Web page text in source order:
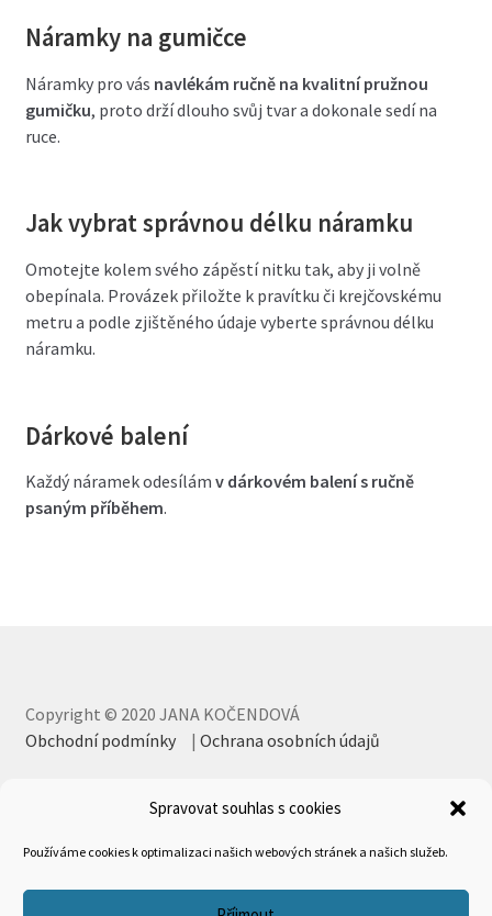
Spravovat souhlas s cookies
Používáme cookies k optimalizaci našich webových stránek a našich služeb.
Náramky na gumičce
Náramky pro vás navlékám ručně na kvalitní pružnou
gumičku, proto drží dlouho svůj tvar a dokonale sedí na
ruce.
Jak vybrat správnou délku náramku
Omotejte kolem svého zápěstí nitku tak, aby ji volně
obepínala. Provázek přiložte k pravítku či krejčovskému
metru a podle zjištěného údaje vyberte správnou délku
náramku.
Dárkové balení
Každý náramek odesílám v dárkovém balení s ručně
psaným příběhem.
Copyright © 2020 JANA KOČENDOVÁ
Obchodní podmínky
| Ochrana osobních údajů